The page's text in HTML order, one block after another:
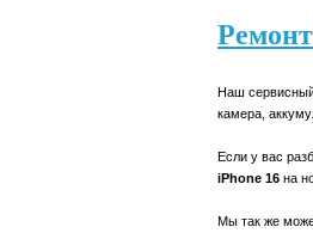
Наш сервисный
камера,
Если у вас
iPhone 16 на
Мы так же